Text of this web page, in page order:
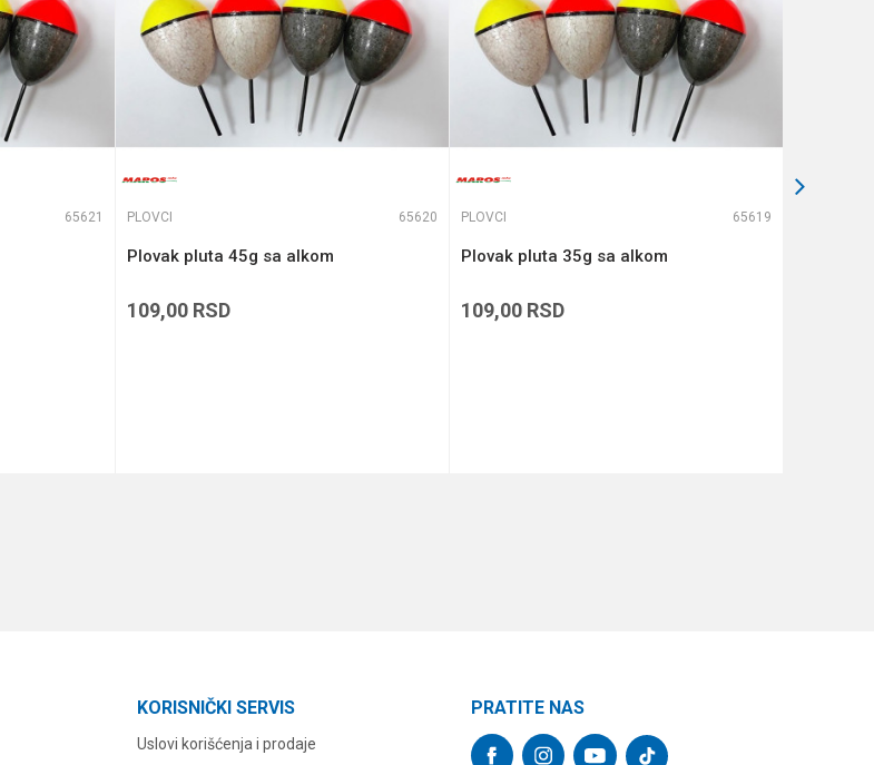
65621 PLOVCI 65620
Plovak pluta 45g sa alkom
109,00 RSD
PLOVCI 65619
Plovak pluta 35g sa alkom
109,00 RSD
KORISNIČKI SERVIS
Uslovi korišćenja i prodaje
PRATITE NAS